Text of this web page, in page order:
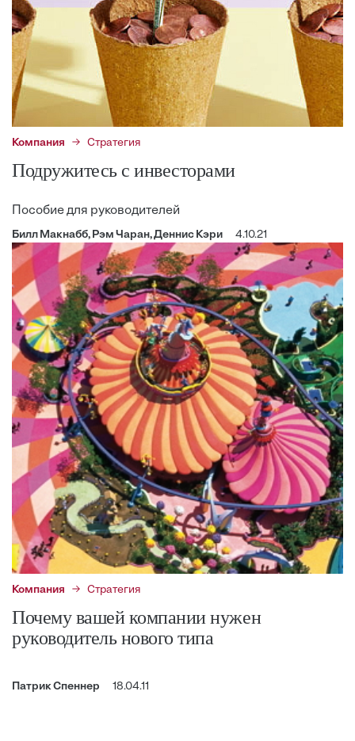
Компания Стратегия
Подружитесь с инвесторами
Пособие для руководителей
Билл Макнабб, Рэм Чаран, Деннис Кэри 4.10.21
Компания Стратегия
Почему вашей компании нужен
руководитель нового типа
Патрик Спеннер 18.04.11